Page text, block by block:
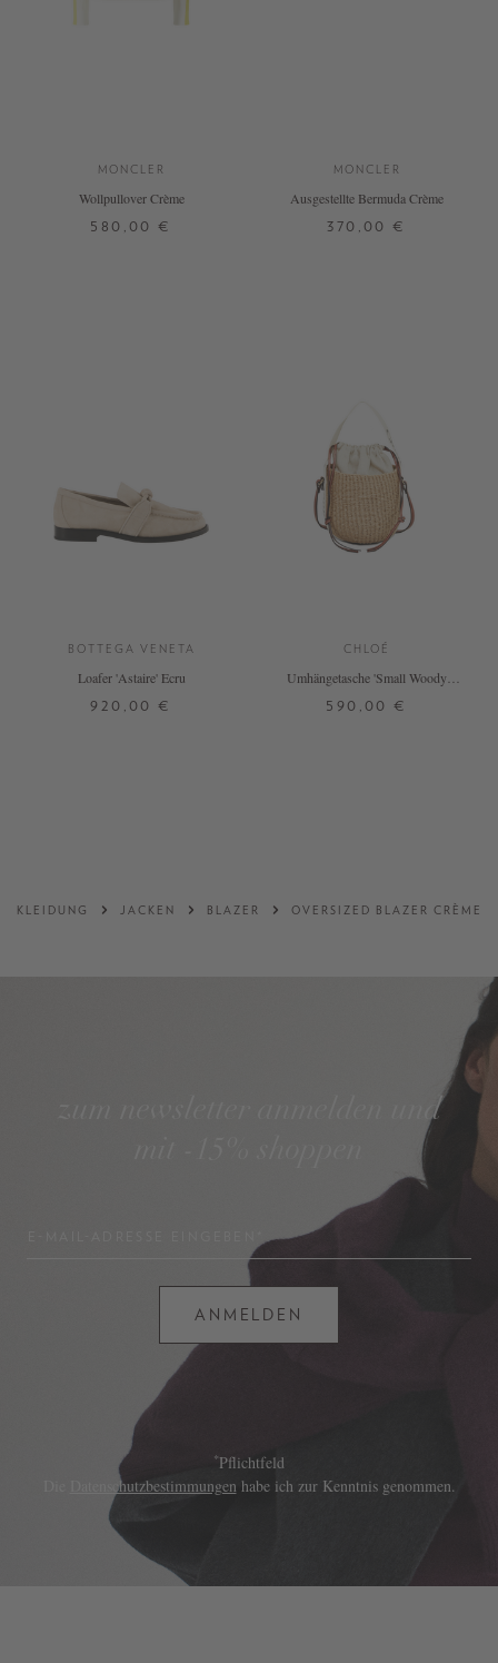
MONCLER
Wollpullover Crème
580,00 €
MONCLER
Ausgestellte Bermuda Crème
370,00 €
BOTTEGA VENETA
Loafer 'Astaire' Ecru
920,00 €
CHLOÉ
Umhängetasche 'Small Woody
590,00 €
KLEIDUNG JACKEN BLAZER OVERSIZED BLAZER CRÈME
zum newsletter anmelden und
ANMELDEN
*Pflichtfeld
Datenschutzbestimmungen habe ich zur Kenntnis genommen.